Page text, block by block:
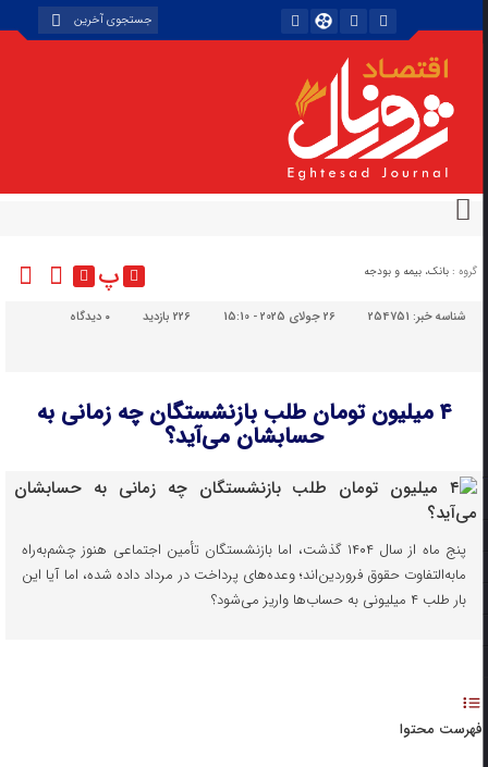
گروه : بانک، بیمه و بودجه پ
شناسه خبر:254751 26 جولای 2025 - 15:10 226 بازدید دیدگاه
۴ میلیون تومان طلب بازنشستگان چه زمانی به
حسابشان می‌آید؟
پنج ماه از سال ۱۴۰۴ گذشت، اما بازنشستگان تأمین اجتماعی هنوز چشم‌به‌راه
مابه‌التفاوت حقوق فروردین‌اند؛ وعده‌های پرداخت در مرداد داده شده، اما آیا این
بار طلب ۴ میلیونی به حساب‌ها واریز می‌شود؟
فهرست محتوا